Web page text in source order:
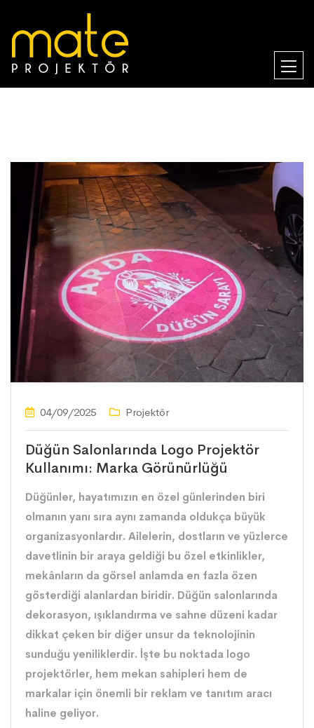
04/09/2025 Projektör
Düğün Salonlarında Logo Projektör
Kullanımı: Marka Görünürlüğü
Düğünler, hayatımızın en özel günlerinden biri
olmanın yanı sıra aynı zamanda oldukça büyük
organizasyonlardır. Ailelerin, dostların ve yüzlerce
davetlinin bir araya geldiği bu özel etkinlikler,
mekânların da görsel anlamda en fazla özen
gösterdiği alanlardan biridir. Düğün salonlarında
dekorasyon, ışıklandırma ve sahne düzeni kadar
dikkat çeken bir diğer unsur da teknolojinin
sunduğu yeniliklerdir. İşte bu noktada logo
projektörler, hem mekan sahipleri hem de
markalar için önemli bir reklam ve tanıtım aracı
haline geliyor.